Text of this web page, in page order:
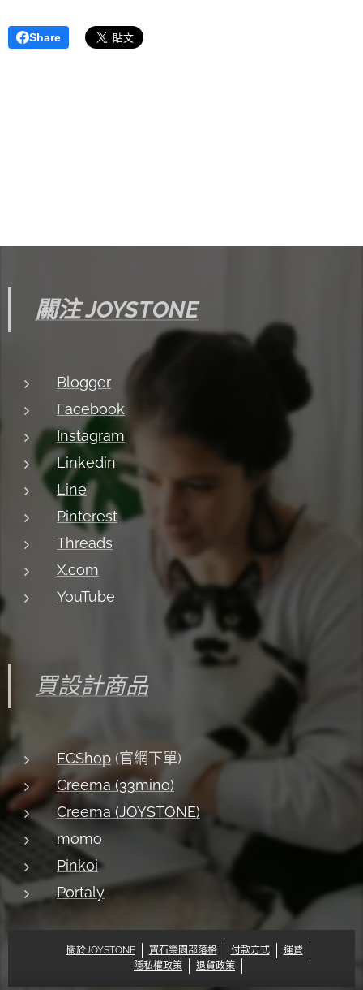
Share
關注 JOYSTONE
Blogger
Facebook
Instagram
Linkedin
Line
Pinterest
Threads
X.com
YouTube
買設計商品
ECShop (官網下單)
Creema (33mino)
Creema (JOYSTONE)
momo
Pinkoi
Portaly
關於JOYSTONE 寶石樂園部落格 付款方式
運費
隱私權政策
退貨政策